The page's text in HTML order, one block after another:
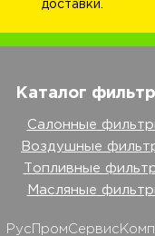
доставки.
Каталог
Салонные
Воздушные
Топливные
Масляные